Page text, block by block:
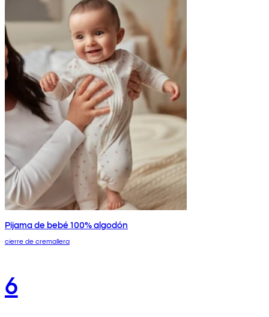
Pijama de bebé 100% algodón
cierre de cremallera
6